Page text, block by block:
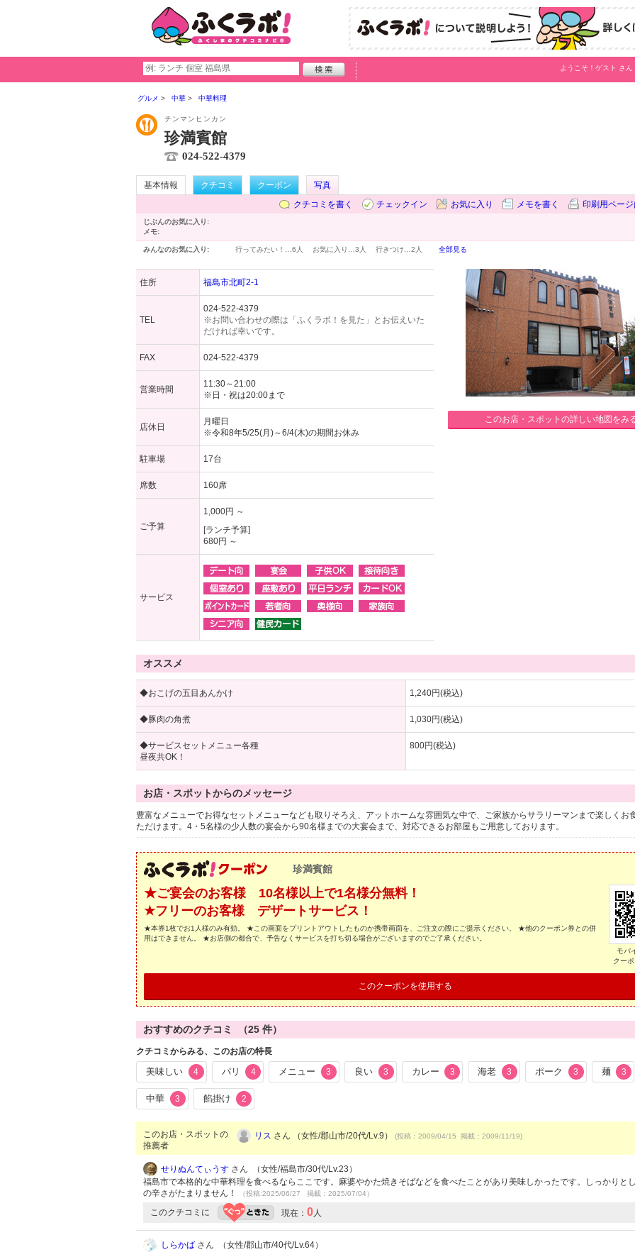
ようこそ！ ゲスト さん
グルメ 中華 中華料理
チンマンヒンカン
珍満賓館
024-522-4379
基本情報 クチコミ クーポン
写真
クチコミを書く
チェックイン お気に入り メモを書く 印刷用ページ
じぶんのお気に入り:
メモ:
みんなのお気に入り: 行ってみたい！… 6人 お気に入り… 3人 行きつけ… 2人 全部見る
住所 福島市北町2-1
TEL
024-522-4379
※お問い合わせの際は「ふくラボ！を見た」とお伝えいた
だければ幸いです。
FAX 024-522-4379
営業時間
11:30～21:00
※日・祝は20:00まで
店休日
月曜日
※令和8年5/25(月)～6/4(木)の期間お休み
駐車場 17台
席数 160席
ご予算
1,000円 ～
[ランチ予算]
680円 ～
サービス
このお店・スポットの詳しい地図をみ
オススメ
◆おこげの五目あんかけ 1,240円(税込)
◆豚肉の角煮 1,030円(税込)
◆サービスセットメニュー各種
昼夜共OK！
800円(税込)
お店・スポットからのメッセージ
豊富なメニューでお得なセットメニューなども取りそろえ、アットホームな雰囲気な中で、ご家族からサラリーマンまで楽しくお
ただけます。4・5名様の少人数の宴会から90名様までの大宴会まで、対応できるお部屋もご用意しております。
珍満賓館
★ご宴会のお客様 10名様以上で1名様分無料！
★フリーのお客様 デザートサービス！
★本券1枚でお1人様のみ有効。 ★この画面をプリントアウトしたものか携帯画面を、ご注文の際にご提示ください。 ★他のクーポン券との併
用はできません。 ★お店側の都合で、予告なくサービスを打ち切る場合がございますのでご了承ください。
モバ
クー
このクーポンを使用する
おすすめのクチコミ （25 件）
クチコミからみる、このお店の特長
美味しい 4 パリ 4 メニュー 3 良い 3 カレー 3 海老 3 ポーク 3 麺 3
中華 3 餡掛け 2
このお店・スポットの
推薦者
リス さん （女性/郡山市/20代/Lv.9） (投稿：2009/04/15 掲載：2009/11/19)
せりぬんてぃうす さん （女性/福島市/30代/Lv.23）
福島市で本格的な中華料理を食べるならここです。麻婆やかた焼きそばなどを食べたことがあり美味しかったです。しっかりと
の辛さがたまりません！
（投稿:2025/06/27 掲載：2025/07/04）
このクチコミに 現在： 0人
しらかば さん （女性/郡山市/40代/Lv.64）